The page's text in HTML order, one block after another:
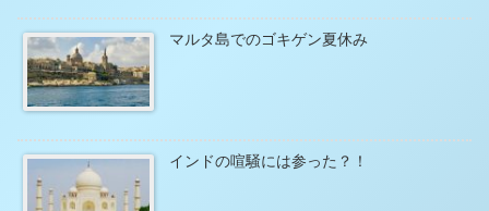
マルタ島でのゴキゲン夏休み
インドの喧騒には参った？！